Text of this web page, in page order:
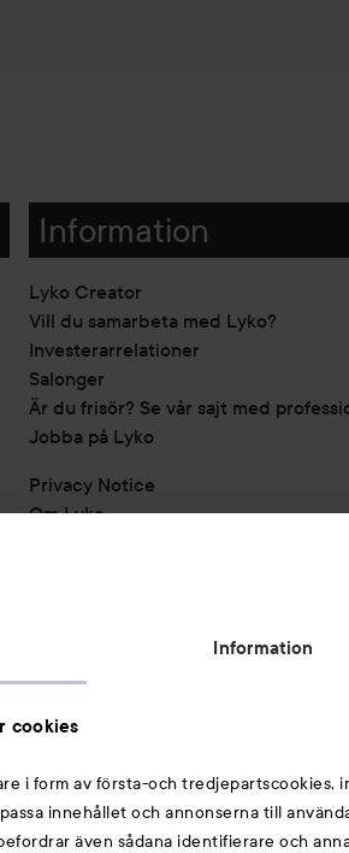
Information
cookies
i form av första-och tredjepartscookies,
innehållet och annonserna till
även sådana identifierare och
Information
Lyko Creator
Vill du samarbeta med Lyko?
Investerarrelationer
Salonger
Är du frisör? Se vår sajt med
Jobba på Lyko
Privacy Notice
Om Lyko
Michael Edwards Fragrances of the
Cookie Consent
Partners
Du kanske också